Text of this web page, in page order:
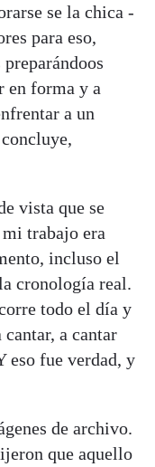
se la chica -
para eso,
en forma y a
a un
vista que se
mi trabajo era
incluso el
cronología real.
todo el día y
a cantar
eso fue verdad, y
de archivo.
que aquello